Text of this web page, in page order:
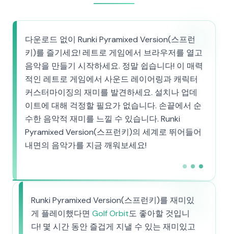
다운로드 없이 Runki Pyramixed Version(스프런
키)를 즐기세요! 레트로 게임에서 브라우저를 열고
음악을 만들기 시작하세요. 정말 쉽습니다! 이 매력
적인 레트로 게임에서 사운드 레이어링과 캐릭터
커스터마이징의 재미를 발견하세요. 설치나 업데
이트에 대해 걱정할 필요가 없습니다. 손끝에서 순
수한 음악적 재미를 느낄 수 있습니다. Runki
Pyramixed Version(스프런키)의 세계로 뛰어들어
내면의 음악가를 지금 깨워보세요!
Runki Pyramixed Version(스프런키)를 재미있
게 플레이했다면 Golf Orbit도 좋아할 것입니
다! 몇 시간 동안 즐겁게 지낼 수 있는 재미있고